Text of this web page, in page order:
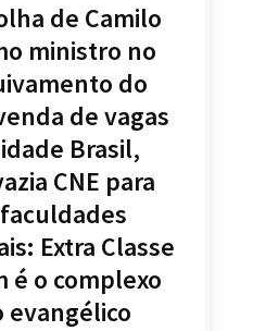
de Camilo
ministro no
do
de vagas
Brasil,
CNE para
Extra Classe
é o complexo